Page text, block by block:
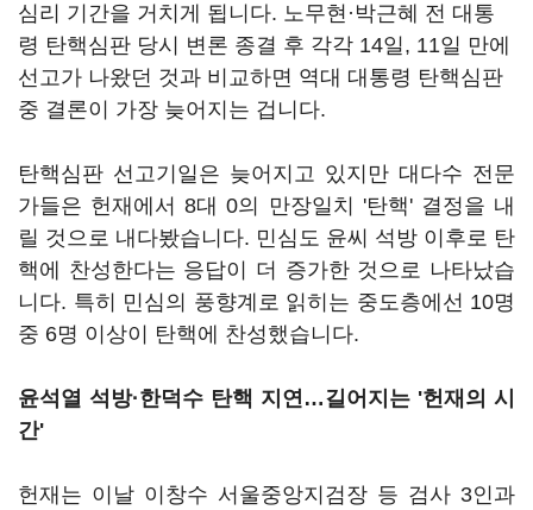
심리 기간을 거치게 됩니다. 노무현·박근혜 전 대통
령 탄핵심판 당시 변론 종결 후 각각 14일, 11일 만에
선고가 나왔던 것과 비교하면 역대 대통령 탄핵심판
중 결론이 가장 늦어지는 겁니다.
탄핵심판 선고기일은 늦어지고 있지만 대다수 전문
가들은 헌재에서 8대 0의 만장일치 '탄핵' 결정을 내
릴 것으로 내다봤습니다. 민심도 윤씨 석방 이후로 탄
핵에 찬성한다는 응답이 더 증가한 것으로 나타났습
니다. 특히 민심의 풍향계로 읽히는 중도층에선 10명
중 6명 이상이 탄핵에 찬성했습니다.
윤석열 석방·한덕수 탄핵 지연…길어지는 '헌재의 시
간'
헌재는 이날 이창수 서울중앙지검장 등 검사 3인과